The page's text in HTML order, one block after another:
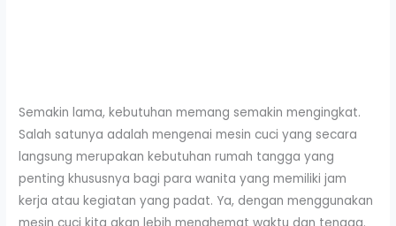
Semakin lama, kebutuhan memang semakin mengingkat.
Salah satunya adalah mengenai mesin cuci yang secara
langsung merupakan kebutuhan rumah tangga yang
penting khususnya bagi para wanita yang memiliki jam
kerja atau kegiatan yang padat. Ya, dengan menggunakan